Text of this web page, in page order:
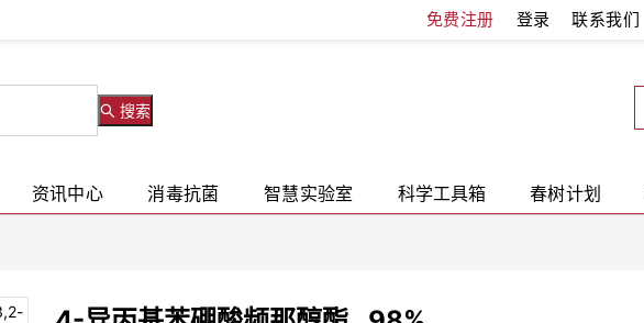
免费注册 登录 联系我们
搜索
资讯中心 消毒抗菌 智慧实验室 科学工具箱 春树计划